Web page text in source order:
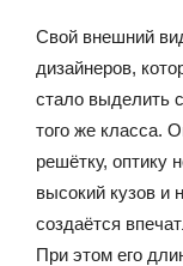
Свой внешний
дизайнеров,
стало выделить
того же класса.
решётку, оптику
высокий кузов и
создаётся
При этом его